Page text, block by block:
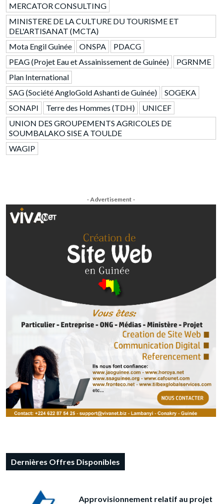
MERCATOR CONSULTING
MINISTERE DE LA CULTURE DU TOURISME ET
DEL'ARTISANAT (MCTA)
Mota Engil Guinée
ONSPA
PDACG
PEAG (Projet Eau et Assainissement de Guinée)
PGRNME
Plan International
SAG (Société AngloGold Ashanti de Guinée)
SOGEKA
SONAPI
Terre des Hommes (TDH)
UNICEF
UNION DES GROUPEMENTS AGRICOLES DE
SOUMBALAKO SISE A TOULDE
WAGIP
- Advertisement -
Dernières Offres Disponibles
Approvisionnement relatif au projet